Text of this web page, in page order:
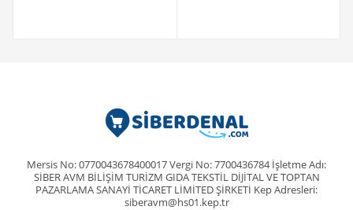
Mersis No: 0770043678400017 Vergi No: 7700436784 İşletme Adı:
SİBER AVM BİLİŞİM TURİZM GIDA TEKSTİL DİJİTAL VE TOPTAN
PAZARLAMA SANAYİ TİCARET LİMİTED ŞİRKETİ Kep Adresleri:
siberavm@hs01.kep.tr